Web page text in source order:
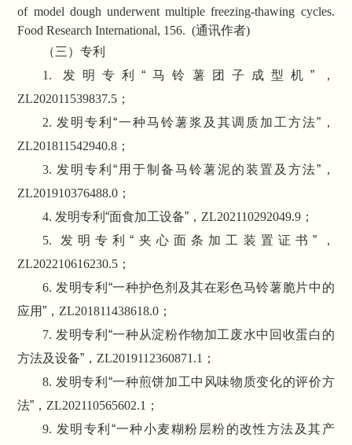
of model dough underwent multiple freezing-thawing cycles.
Food Research International, 156. (通讯作者)
（三）专利
1. 发明专利“马铃薯团子成型机”，
ZL202011539837.5 ；
2. 发明专利“一种马铃薯浆及其调质加工方法”，
ZL201811542940.8 ；
3. 发明专利“用于制备马铃薯泥的装置及方法”，
ZL201910376488.0 ；
4. 发明专利“面食加工设备”， ZL202110292049.9 ；
5. 发明专利“夹心面条加工装置证书”，
ZL202210616230.5 ；
6. 发明专利“一种护色剂及其在彩色马铃薯脆片中的
应用”， ZL201811438618.0 ；
7. 发明专利“一种从淀粉作物加工废水中回收蛋白的
方法及设备”， ZL2019112360871.1 ；
8. 发明专利“一种煎饼加工中风味物质变化的评价方
法”， ZL202110565602.1 ；
9. 发明专利“一种小麦糊粉层粉的改性方法及其产